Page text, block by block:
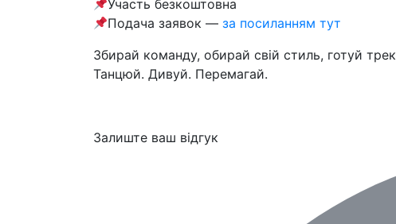
Участь безкоштовна
Подача заявок —за посиланням тут
Збирай команду, обирай свій стиль, готуй
Танцюй. Дивуй. Перемагай.
Залиште ваш відгук